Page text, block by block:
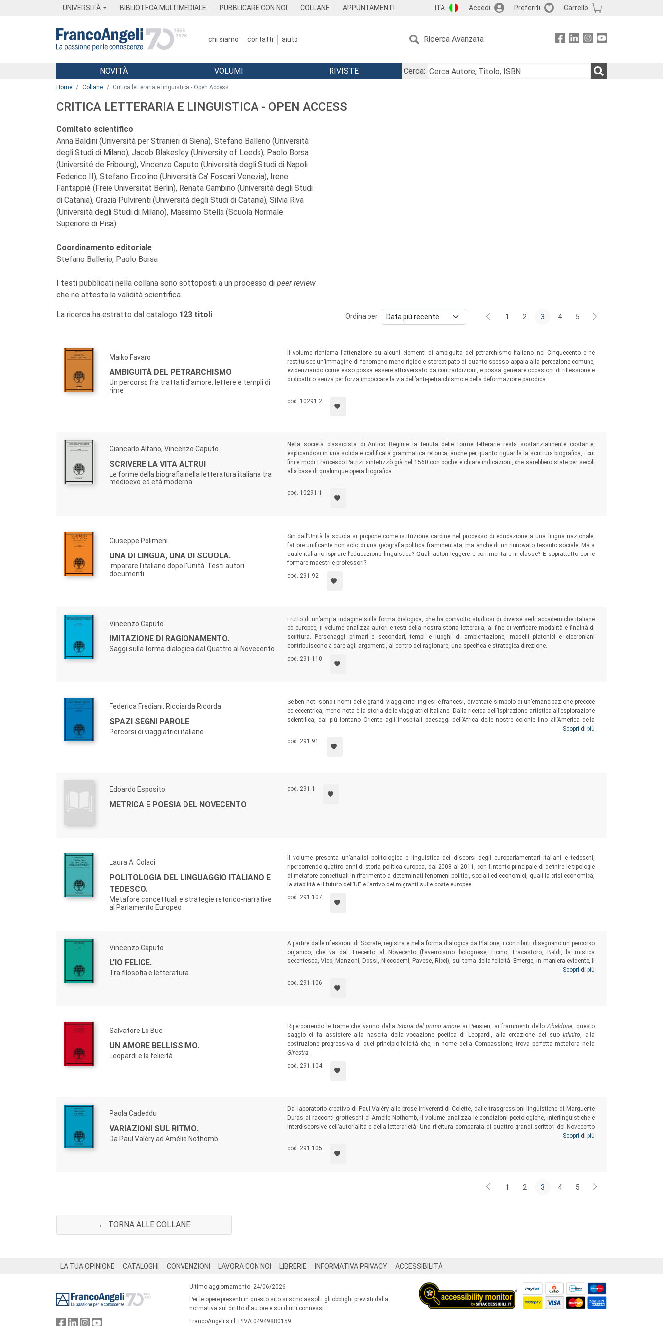
UNIVERSITÀ BIBLIOTECA MULTIMEDIALE PUBBLICARE CON NOI COLLANE APPUNTAMENTI ITA Accedi Preferiti Carrello
chi siamo contatti aiuto Ricerca Avanzata
Menu
NOVITÀ VOLUMI RIVISTE
Cerca:
Home Collane Critica letteraria e linguistica - Open Access
CRITICA LETTERARIA E LINGUISTICA - OPEN ACCESS
Comitato scientifico
Anna Baldini (Università per Stranieri di Siena), Stefano Ballerio (Università
degli Studi di Milano), Jacob Blakesley (University of Leeds), Paolo Borsa
(Université de Fribourg), Vincenzo Caputo (Università degli Studi di Napoli
Federico II), Stefano Ercolino (Università Ca' Foscari Venezia), Irene
Fantappiè (Freie Universität Berlin), Renata Gambino (Università degli Studi
di Catania), Grazia Pulvirenti (Università degli Studi di Catania), Silvia Riva
(Università degli Studi di Milano), Massimo Stella (Scuola Normale
Superiore di Pisa).
Coordinamento editoriale
Stefano Ballerio, Paolo Borsa
I testi pubblicati nella collana sono sottoposti a un processo di peer review
che ne attesta la validità scientifica.
La ricerca ha estratto dal catalogo 123 titoli Ordina per 1 2 3 4 5
Maiko Favaro
AMBIGUITÀ DEL PETRARCHISMO
Un percorso fra trattati d’amore, lettere e templi di
rime
Il volume richiama l’attenzione su alcuni elementi di ambiguità del petrarchismo italiano nel Cinquecento e ne
restituisce un’immagine di fenomeno meno rigido e stereotipato di quanto spesso appaia alla percezione comune,
evidenziando come esso possa essere attraversato da contraddizioni, e possa generare occasioni di riflessione e
di dibattito senza per forza imboccare la via dell’anti-petrarchismo e della deformazione parodica.
cod. 10291.2
Giancarlo Alfano, Vincenzo Caputo
SCRIVERE LA VITA ALTRUI
Le forme della biografia nella letteratura italiana tra
medioevo ed età moderna
Nella società classicista di Antico Regime la tenuta delle forme letterarie resta sostanzialmente costante,
esplicandosi in una solida e codificata grammatica retorica, anche per quanto riguarda la scrittura biografica, i cui
fini e modi Francesco Patrizi sintetizzò già nel 1560 con poche e chiare indicazioni, che sarebbero state per secoli
alla base di qualunque opera biografica.
cod. 10291.1
Giuseppe Polimeni
UNA DI LINGUA, UNA DI SCUOLA.
Imparare l'italiano dopo l'Unità. Testi autori
documenti
Sin dall’Unità la scuola si propone come istituzione cardine nel processo di educazione a una lingua nazionale,
fattore unificante non solo di una geografia politica frammentata, ma anche di un rinnovato tessuto sociale. Ma a
quale italiano ispirare l’educazione linguistica? Quali autori leggere e commentare in classe? E soprattutto come
formare maestri e professori?
cod. 291.92
Vincenzo Caputo
IMITAZIONE DI RAGIONAMENTO.
Saggi sulla forma dialogica dal Quattro al Novecento
Frutto di un’ampia indagine sulla forma dialogica, che ha coinvolto studiosi di diverse sedi accademiche italiane
ed europee, il volume analizza autori e testi della nostra storia letteraria, al fine di verificare modalità e finalità di
scrittura. Personaggi primari e secondari, tempi e luoghi di ambientazione, modelli platonici e ciceroniani
contribuiscono a dare agli argomenti, al centro del ragionare, una specifica e strategica direzione.
cod. 291.110
Federica Frediani, Ricciarda Ricorda
SPAZI SEGNI PAROLE
Percorsi di viaggiatrici italiane
Se ben noti sono i nomi delle grandi viaggiatrici inglesi e francesi, diventate simbolo di un’emancipazione precoce
ed eccentrica, meno nota è la storia delle viaggiatrici italiane. Dalla ricerca dell’ispirazione artistica all’esplorazione
scientifica, dal più lontano Oriente agli inospitali paesaggi dell’Africa delle nostre colonie fino all’America della
modernità, anche le nostre viaggiatrici coprono, non meno delle colleghe straniere, tutte le varianti dell’odeporica.
Scopri di più
cod. 291.91
Edoardo Esposito
METRICA E POESIA DEL NOVECENTO
cod. 291.1
Laura A. Colaci
POLITOLOGIA DEL LINGUAGGIO ITALIANO E
TEDESCO.
Metafore concettuali e strategie retorico-narrative
al Parlamento Europeo
Il volume presenta un’analisi politologica e linguistica dei discorsi degli europarlamentari italiani e tedeschi,
ripercorrendo quattro anni di storia politica europea, dal 2008 al 2011, con l’intento principale di definire le tipologie
di metafore concettuali in riferimento a determinati fenomeni politici, sociali ed economici, quali la crisi economica,
la stabilità e il futuro dell’UE e l’arrivo dei migranti sulle coste europee.
cod. 291.107
Vincenzo Caputo
L'IO FELICE.
Tra filosofia e letteratura
A partire dalle riflessioni di Socrate, registrate nella forma dialogica da Platone, i contributi disegnano un percorso
organico, che va dal Trecento al Novecento (l’averroismo bolognese, Ficino, Fracastoro, Baldi, la mistica
secentesca, Vico, Manzoni, Dossi, Niccodemi, Pavese, Ricci), sul tema della felicità. Emerge, in maniera evidente, il
carattere fortemente polisemico di un “sentimento” che finisce per coinvolgere filosofia e politica, religione e arte,
economia e antropologia, medicina e psicologia, sociologia e letteratura.
Scopri di più
cod. 291.106
Salvatore Lo Bue
UN AMORE BELLISSIMO.
Leopardi e la felicità
Ripercorrendo le trame che vanno dallaIstoria del primo amore ai Pensieri, ai frammenti delloZibaldone, questo
saggio ci fa assistere alla nascita della vocazione poetica di Leopardi, alla creazione del suoInfinito, alla
costruzione progressiva di quel principio-felicità che, in nome della Compassione, trova perfetta metafora nella
Ginestra.
cod. 291.104
Paola Cadeddu
VARIAZIONI SUL RITMO.
Da Paul Valéry ad Amélie Nothomb
Dal laboratorio creativo di Paul Valéry alle prose irriverenti di Colette, dalle trasgressioni linguistiche di Marguerite
Duras ai racconti grotteschi di Amélie Nothomb, il volume analizza le condizioni poetologiche, interlinguistiche e
interdiscorsive dell’autorialità e della letterarietà. Una rilettura comparata di quattro grandi scrittori del Novecento
francese che indaga le modalità attraverso le quali ritmo e traduzione agiscono su un testo fino a rivelare le più
intime sollecitazioni della poetica autoriale.
Scopri di più
cod. 291.105
1 2 3 4 5
← TORNA ALLE COLLANE
LA TUA OPINIONE CATALOGHI CONVENZIONI LAVORA CON NOI LIBRERIE INFORMATIVA PRIVACY ACCESSIBILITÁ
Ultimo aggiornamento: 24/06/2026
Per le opere presenti in questo sito si sono assolti gli obblighi previsti dalla
normativa sul diritto d'autore e sui diritti connessi.
FrancoAngeli s.r.l. P.IVA 04949880159